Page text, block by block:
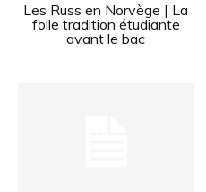
Les Russ en Norvège | La
folle tradition étudiante
avant le bac